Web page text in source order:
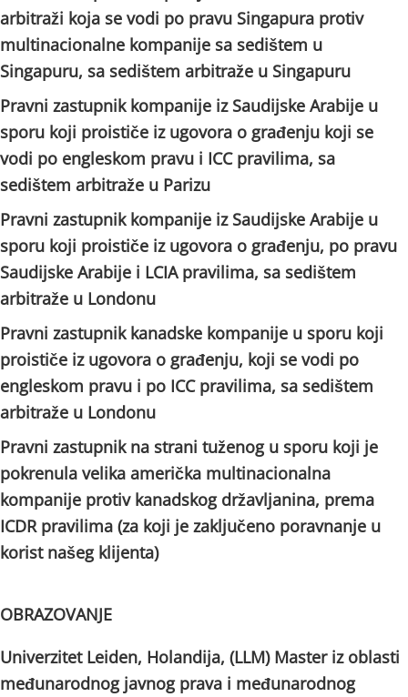
arbitraži koja se vodi po pravu Singapura protiv
multinacionalne kompanije sa sedištem u
Singapuru, sa sedištem arbitraže u Singapuru
Pravni zastupnik kompanije iz Saudijske Arabije u
sporu koji proističe iz ugovora o građenju koji se
vodi po engleskom pravu i ICC pravilima, sa
sedištem arbitraže u Parizu
Pravni zastupnik kompanije iz Saudijske Arabije u
sporu koji proističe iz ugovora o građenju, po pravu
Saudijske Arabije i LCIA pravilima, sa sedištem
arbitraže u Londonu
Pravni zastupnik kanadske kompanije u sporu koji
proističe iz ugovora o građenju, koji se vodi po
engleskom pravu i po ICC pravilima, sa sedištem
arbitraže u Londonu
Pravni zastupnik na strani tuženog u sporu koji je
pokrenula velika američka multinacionalna
kompanije protiv kanadskog državljanina, prema
ICDR pravilima (za koji je zaključeno poravnanje u
korist našeg klijenta)
OBRAZOVANJE
Univerzitet Leiden, Holandija, (LLM) Master iz oblasti
međunarodnog javnog prava i međunarodnog